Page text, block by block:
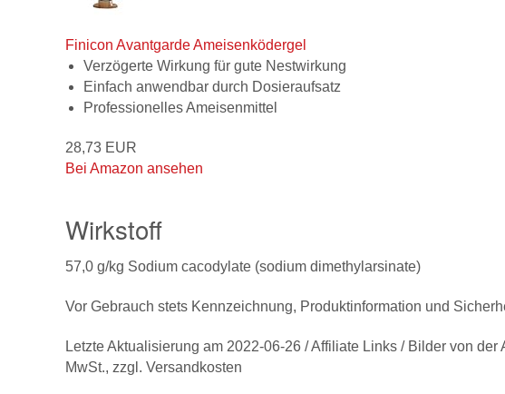
Finicon Avantgarde Ameisenködergel
Verzögerte Wirkung für gute Nestwirkung
Einfach anwendbar durch Dosieraufsatz
Professionelles Ameisenmittel
28,73 EUR
Bei Amazon ansehen
Wirkstoff
57,0 g/kg Sodium cacodylate (sodium dimethylarsinate)
Vor Gebrauch stets Kennzeichnung, Produktinformation und
Letzte Aktualisierung am 2022-06-26 / Affiliate Links / Bilder von
MwSt., zzgl. Versandkosten